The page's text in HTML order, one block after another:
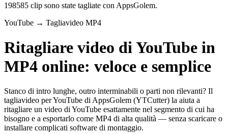
198585 clip sono state tagliate con AppsGolem.
YouTube → Tagliavideo MP4
Ritagliare video di YouTube in
MP4 online: veloce e semplice
Stanco di intro lunghe, outro interminabili o parti non rilevanti? Il
tagliavideo per YouTube di AppsGolem (YTCutter) la aiuta a
ritagliare un video di YouTube esattamente nel segmento di cui ha
bisogno e a esportarlo come MP4 di alta qualità — senza scaricare o
installare complicati software di montaggio.